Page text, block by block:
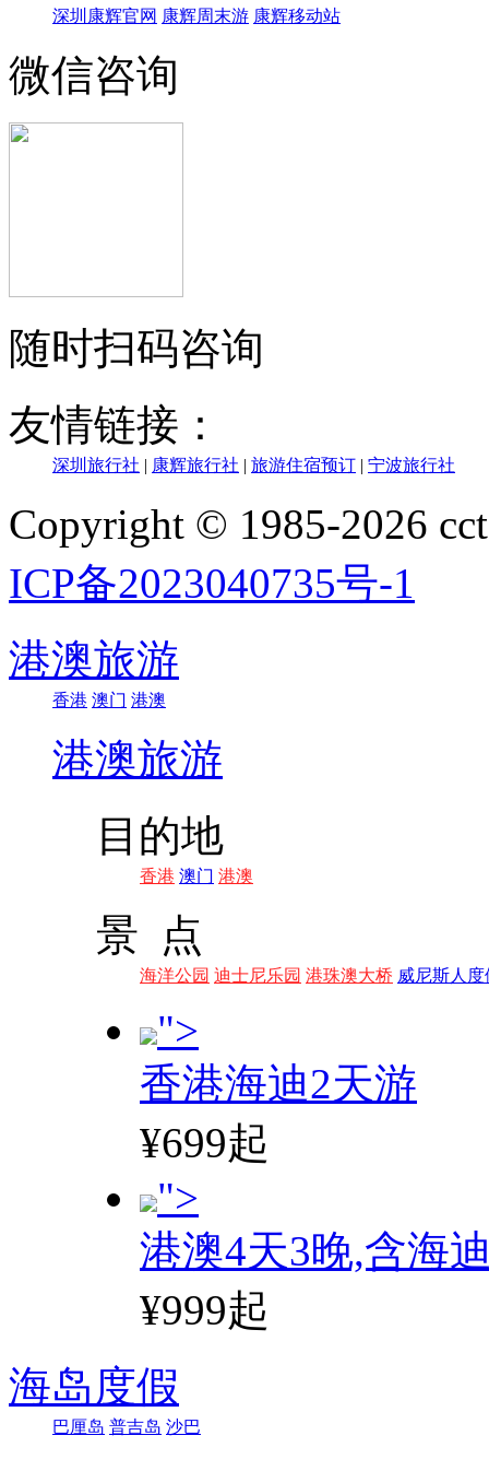
深圳康辉官网 康辉周末游 康辉移动站
微信咨询
随时扫码咨询
友情链接：
深圳旅行社 | 康辉旅行社 | 旅游住宿预订 | 宁波旅行社
Copyright © 1985-2026
ICP备2023040735号-1
港澳旅游
香港 澳门 港澳
港澳旅游
目的地
香港 澳门 港澳
景 点
海洋公园 迪士尼乐园 港珠澳大桥 威尼斯人度
">
香港海迪2天游
¥699起
">
港澳4天3晚,含海
¥999起
海岛度假
巴厘岛 普吉岛 沙巴